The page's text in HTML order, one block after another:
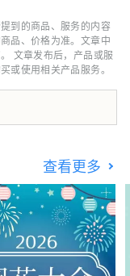
到的商品、服务的内容
品、价格为准。文章中
文章发布后，产品或服
或使用相关产品服务。
查看更多